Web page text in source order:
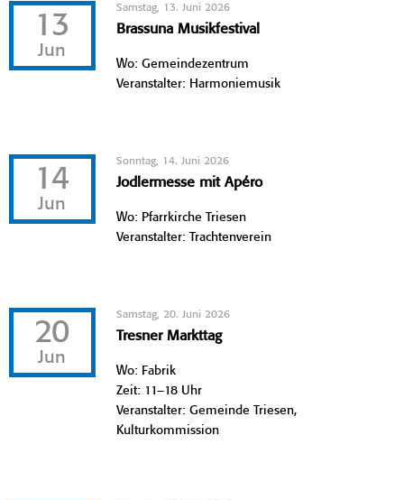
13
Jun
Samstag, 13. Juni 2026
Brassuna Musikfestival
Wo: Gemeindezentrum
Veranstalter: Harmoniemusik
14
Jun
Sonntag, 14. Juni 2026
Jodlermesse mit Apéro
Wo: Pfarrkirche Triesen
Veranstalter: Trachtenverein
20
Jun
Samstag, 20. Juni 2026
Tresner Markttag
Wo: Fabrik
Zeit: 11–18 Uhr
Veranstalter: Gemeinde Triesen,
Kulturkommission